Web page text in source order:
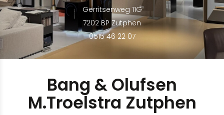
Gerritsenweg 11G
7202 BP Zutphen
0515 46 22 07
Bang & Olufsen
M.Troelstra Zutphen